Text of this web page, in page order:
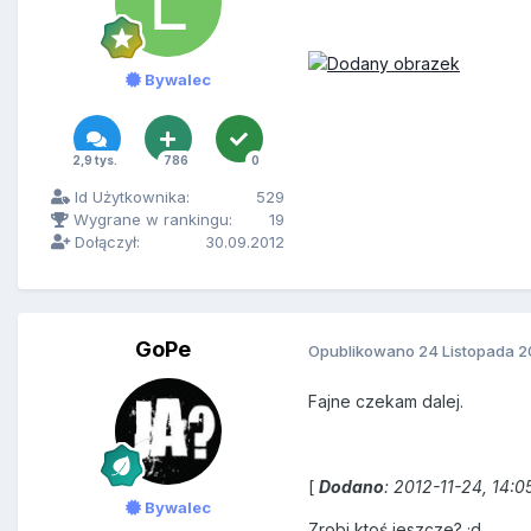
Bywalec
2,9 tys. 786 0
Id Użytkownika:
529
Wygrane w rankingu:
19
Dołączył:
30.09.2012
GoPe
Bywalec
Opublikowano 24 Listopada
Fajne czekam dalej.
[ Dodano: 2012-11-24,